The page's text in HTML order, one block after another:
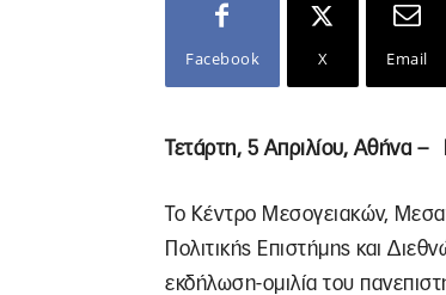
Facebook X Email
Τετάρτη, 5 Απριλίου, Αθήνα
Το Κέντρο Μεσογειακών,
Πολιτικής Επιστήμης και
εκδήλωση-ομιλία τoυ